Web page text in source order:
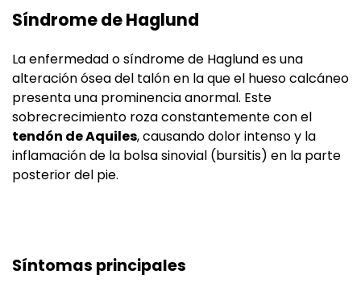
Síndrome de Haglund
La enfermedad o síndrome de Haglund es una
alteración ósea del talón en la que el hueso calcáneo
presenta una prominencia anormal. Este
sobrecrecimiento roza constantemente con el
tendón de Aquiles, causando dolor intenso y la
inflamación de la bolsa sinovial (bursitis) en la parte
posterior del pie.
Síntomas principales